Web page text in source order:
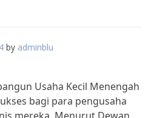
by adminblu
Usaha Kecil Menengah
bagi para pengusaha